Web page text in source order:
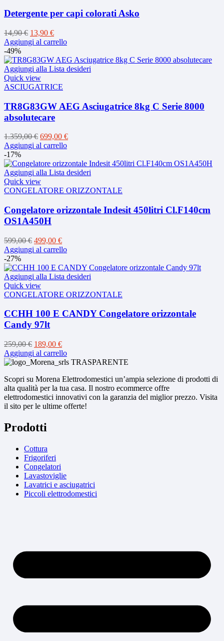
Detergente per capi colorati Asko
14,90€ Il
prezzo
era:
14,90 €.
13,90 €Il
prezzo
è:
13,90 €.
Aggiungi al carrello
-49%
Aggiungi alla Lista desideri
Quick view
ASCIUGATRICE
TR8G83GW AEG Asciugatrice 8kg C Serie 8000
absolutecare
1.359,00€ Il
prezzo
era:
1.359,00 €.
699,00 €Il
è:
699,00 €.
Aggiungi al carrello
-17%
Aggiungi alla Lista desideri
Quick view
CONGELATORE ORIZZONTALE
Congelatore orizzontale Indesit 450litri Cl.F140cm
OS1A450H
599,00€ Il
prezzo
era:
599,00 €.
499,00 €Il
prezzo
è:
499,00 €.
Aggiungi al carrello
-27%
Aggiungi alla Lista desideri
Quick view
CONGELATORE ORIZZONTALE
CCHH 100 E CANDY Congelatore orizzontale
Candy 97lt
259,00€ Il
prezzo
originale
259,00 €.
189,00 €Il
prezzo
attuale
189,00 €.
Aggiungi al carrello
Scopri su Morena Elettrodomestici un’ampia selezione di prodotti di
alta qualità per la tua casa. Il nostro ecommerce offre
elettrodomestici innovativi con la garanzia del miglior prezzo. Visita
il sito per le ultime offerte!
Prodotti
Cottura
Frigoriferi
Congelatori
Lavastoviglie
Lavatrici e asciugatrici
Piccoli elettrodomestici